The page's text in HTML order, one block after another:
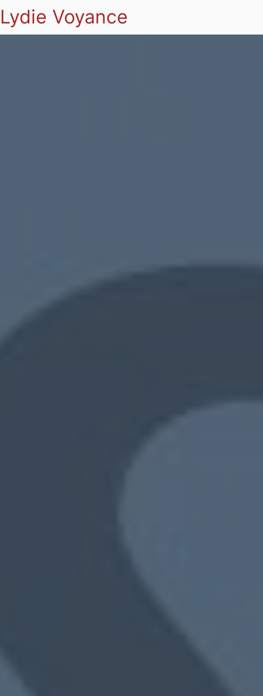
Lydie Voyance